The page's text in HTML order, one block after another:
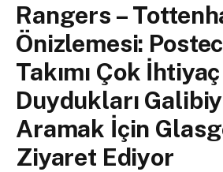
Rangers –
Önizlemesi:
Takımı Çok İhtiyaç
Duydukları
Aramak İçin
Ziyaret Ediyor